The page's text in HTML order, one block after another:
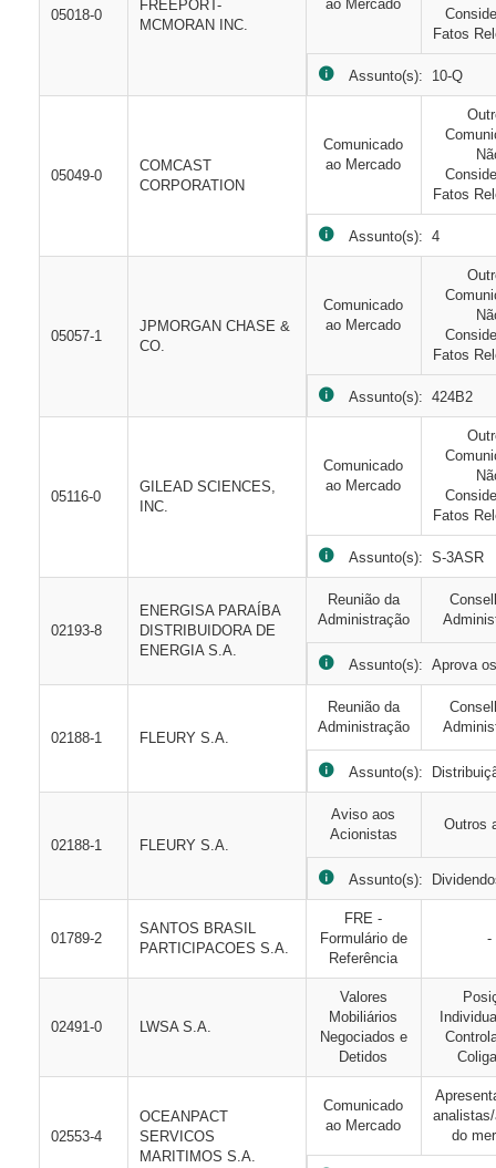
05018-0
FREEPORT-
MCMORAN INC.
ao Mercado
Fatos
Assunto(s): 10-Q
05049-0
COMCAST
CORPORATION
Comunicado
ao Mercado
Fatos
Assunto(s): 4
05057-1
JPMORGAN CHASE &
CO.
Comunicado
ao Mercado
Fatos
Assunto(s): 424B2
05116-0
GILEAD SCIENCES,
INC.
Comunicado
ao Mercado
Fatos
Assunto(s): S-3ASR
02193-8
ENERGISA PARAÍBA
DISTRIBUIDORA DE
ENERGIA S.A.
Reunião da
Administração
Assunto(s): Aprova
02188-1 FLEURY S.A.
Reunião da
Administração
Assunto(s):
02188-1 FLEURY S.A.
Aviso aos
Acionistas
Outros
Assunto(s):
01789-2
SANTOS BRASIL
PARTICIPACOES S.A.
FRE -
Formulário de
Referência
-
02491-0 LWSA S.A.
Valores
Mobiliários
Negociados e
Detidos
02553-4
OCEANPACT
SERVICOS
MARITIMOS S.A.
Comunicado
ao Mercado
do